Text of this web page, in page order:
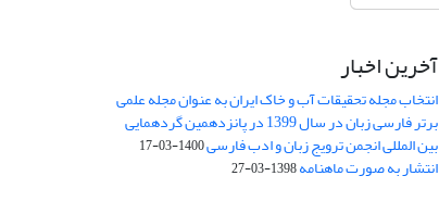
آخرین اخبار
انتخاب مجله تحقیقات آب و خاک ایران به عنوان مجله علمی
برتر فارسی زبان در سال 1399 در پانزدهمین گردهمایی
بین المللی انجمن ترویج زبان و ادب فارسی1400-03-17
انتشار به صورت ماهنامه1398-03-27